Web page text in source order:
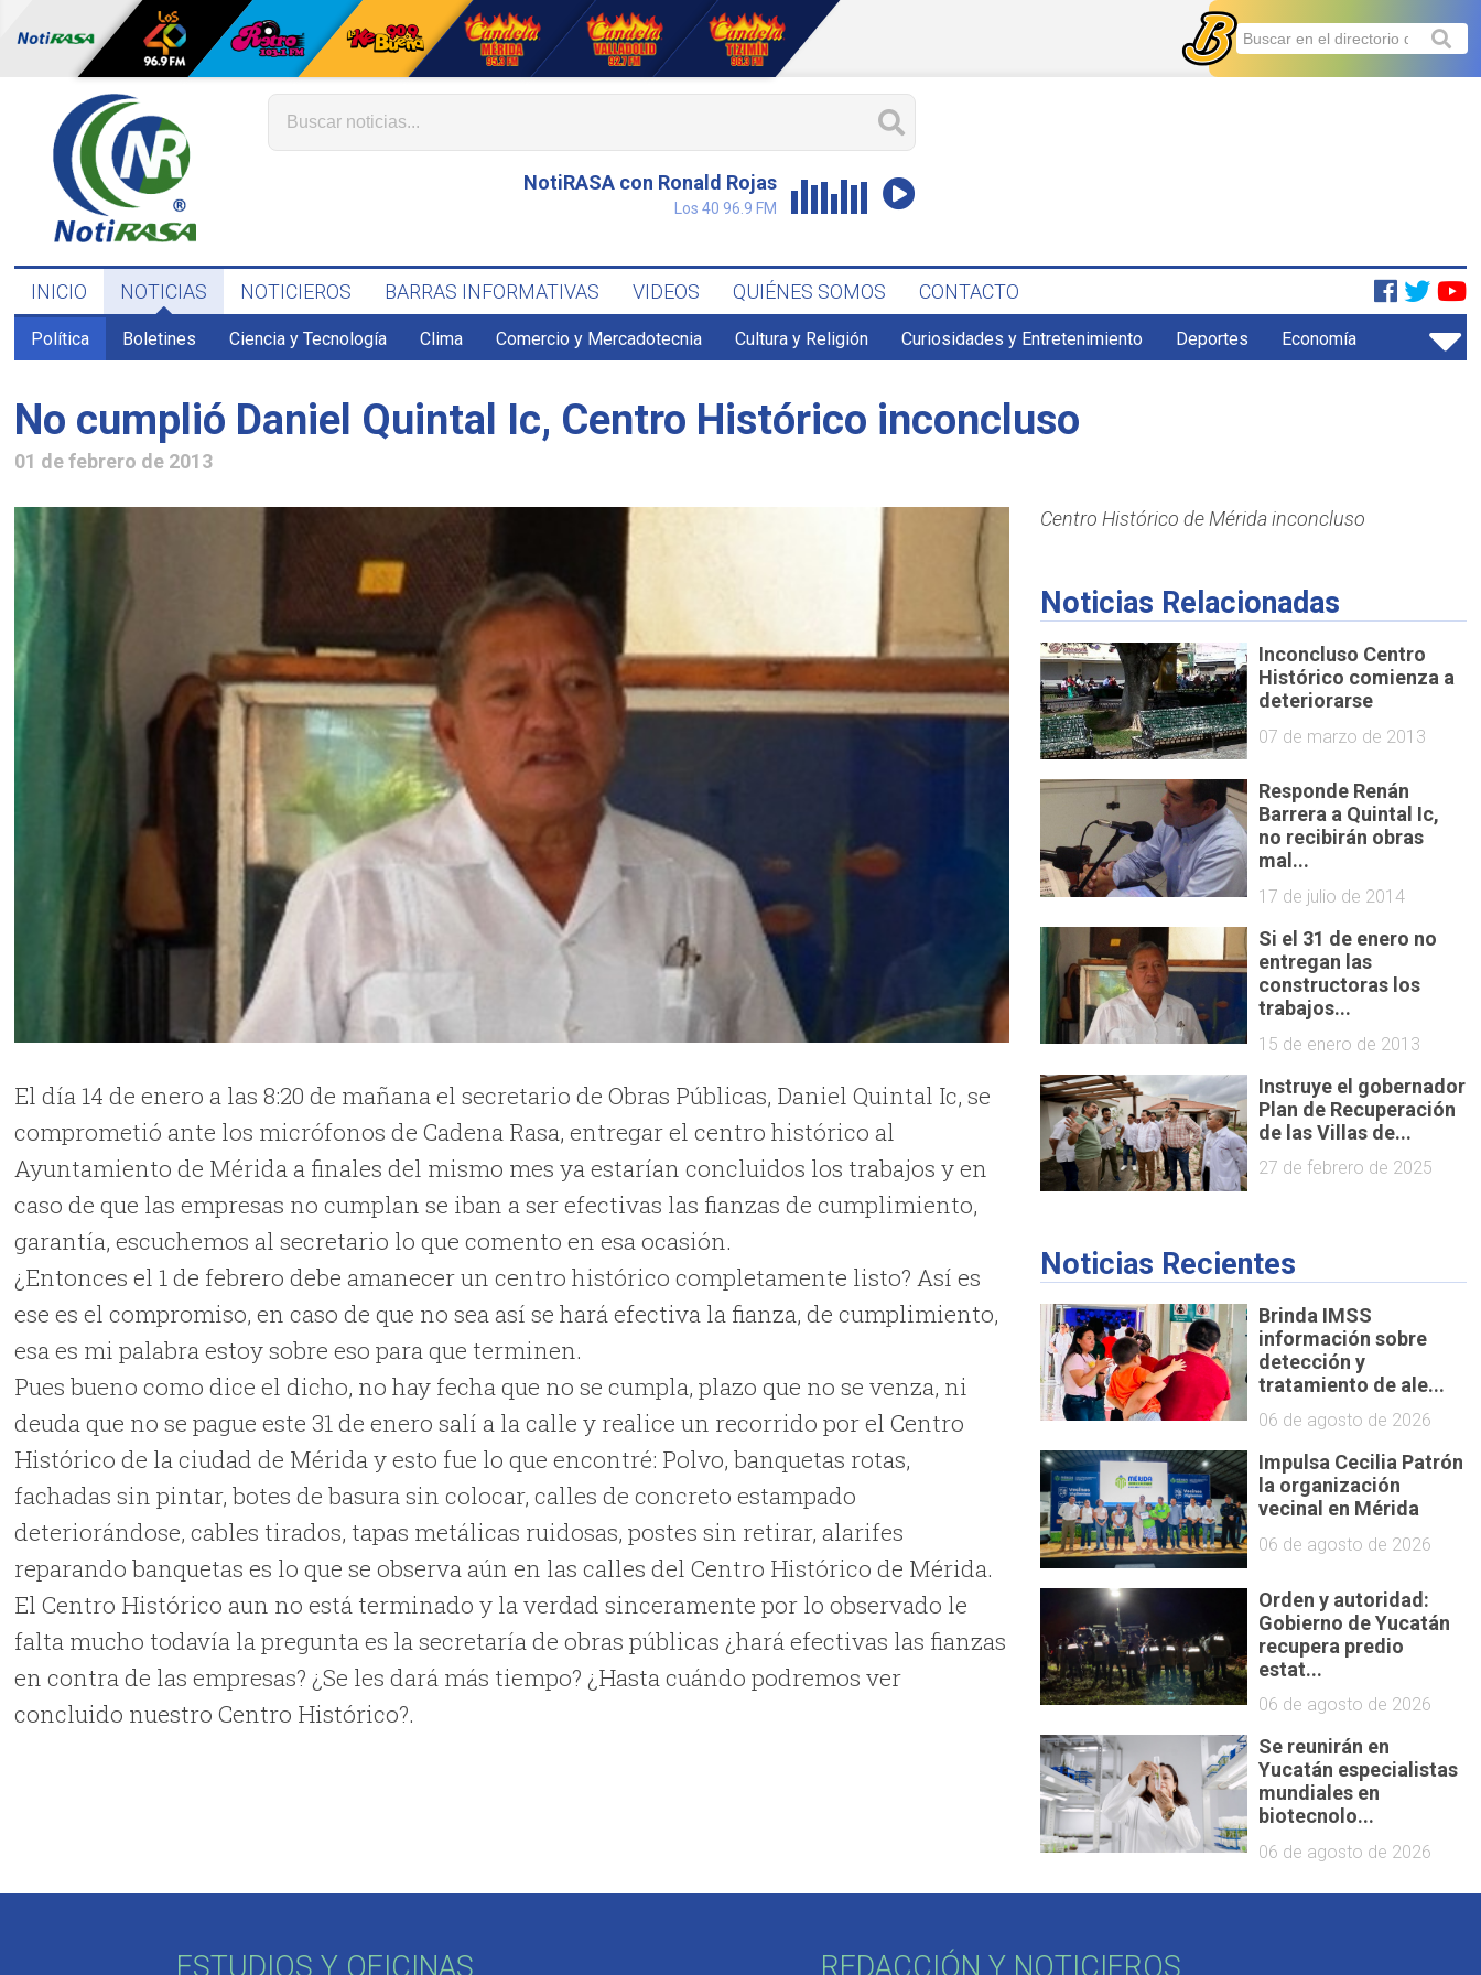
NotiRASA con Ronald Rojas
Los 40 96.9 FM
INICIO NOTICIAS NOTICIEROS BARRAS INFORMATIVAS VIDEOS QUIÉNES SOMOS CONTACTO
Política Boletines Ciencia y Tecnología Clima Comercio y Mercadotecnia Cultura y Religión Curiosidades y Entretenimiento Deportes Economía
No cumplió Daniel Quintal Ic, Centro Histórico inconcluso
01 de febrero de 2013
El día 14 de enero a las 8:20 de mañana el secretario de Obras Públicas, Daniel Quintal Ic, se
comprometió ante los micrófonos de Cadena Rasa, entregar el centro histórico al
Ayuntamiento de Mérida a finales del mismo mes ya estarían concluidos los trabajos y en
caso de que las empresas no cumplan se iban a ser efectivas las fianzas de cumplimiento,
garantía, escuchemos al secretario lo que comento en esa ocasión.
¿Entonces el 1 de febrero debe amanecer un centro histórico completamente listo? Así es
ese es el compromiso, en caso de que no sea así se hará efectiva la fianza, de cumplimiento,
esa es mi palabra estoy sobre eso para que terminen.
Pues bueno como dice el dicho, no hay fecha que no se cumpla, plazo que no se venza, ni
deuda que no se pague este 31 de enero salí a la calle y realice un recorrido por el Centro
Histórico de la ciudad de Mérida y esto fue lo que encontré: Polvo, banquetas rotas,
fachadas sin pintar, botes de basura sin colocar, calles de concreto estampado
deteriorándose, cables tirados, tapas metálicas ruidosas, postes sin retirar, alarifes
reparando banquetas es lo que se observa aún en las calles del Centro Histórico de Mérida.
El Centro Histórico aun no está terminado y la verdad sinceramente por lo observado le
falta mucho todavía la pregunta es la secretaría de obras públicas ¿hará efectivas las fianzas
en contra de las empresas? ¿Se les dará más tiempo? ¿Hasta cuándo podremos ver
concluido nuestro Centro Histórico?.
Centro Histórico de Mérida inconcluso
Noticias Relacionadas
Inconcluso Centro
Histórico comienza a
deteriorarse
07 de marzo de 2013
Responde Renán
Barrera a Quintal Ic,
no recibirán obras
mal...
17 de julio de 2014
Si el 31 de enero no
entregan las
constructoras los
trabajos...
15 de enero de 2013
Instruye el gobernador
Plan de Recuperación
de las Villas de...
27 de febrero de 2025
Noticias Recientes
Brinda IMSS
información sobre
detección y
tratamiento de ale...
06 de agosto de 2026
Impulsa Cecilia Patrón
la organización
vecinal en Mérida
06 de agosto de 2026
Orden y autoridad:
Gobierno de Yucatán
recupera predio
estat...
06 de agosto de 2026
Se reunirán en
Yucatán especialistas
mundiales en
biotecnolo...
06 de agosto de 2026
ESTUDIOS Y OFICINAS REDACCIÓN Y NOTICIEROS